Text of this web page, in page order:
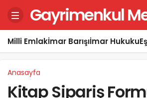
Gayrimenkul
Milli Emlakİmar Barışıİmar Hukuku
Anasayfa
Kitap Sipariş